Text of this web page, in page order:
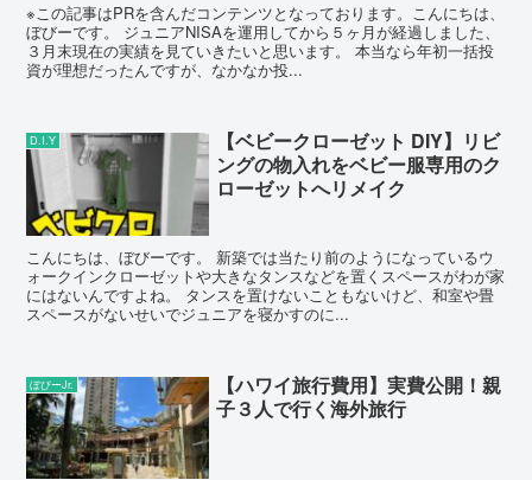
※この記事はPRを含んだコンテンツとなっております。こんにちは、
ぼびーです。 ジュニアNISAを運用してから５ヶ月が経過しました、
３月末現在の実績を見ていきたいと思います。 本当なら年初一括投
資が理想だったんですが、なかなか投...
D.I.Y
【ベビークローゼット DIY】リビ
ングの物入れをベビー服専用のク
ローゼットへリメイク
こんにちは、ぼびーです。 新築では当たり前のようになっているウ
ォークインクローゼットや大きなタンスなどを置くスペースがわが家
にはないんですよね。 タンスを置けないこともないけど、和室や畳
スペースがないせいでジュニアを寝かすのに...
ぼびーJr.
【ハワイ旅行費用】実費公開！親
子３人で行く海外旅行